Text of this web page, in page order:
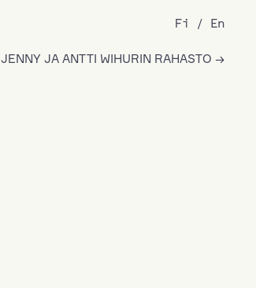
JENNY JA ANTTI WIHURIN RAHASTO
Fi En